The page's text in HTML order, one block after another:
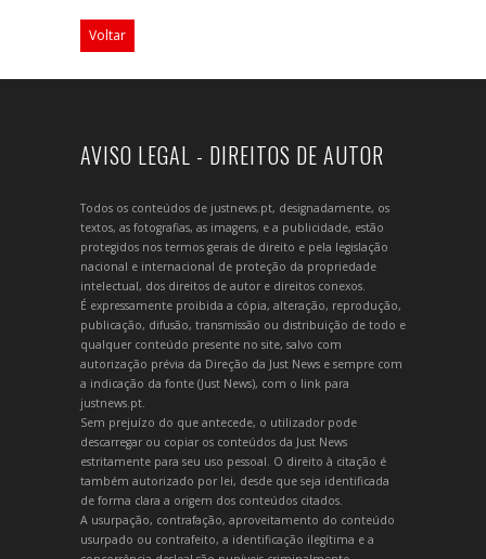
Voltar
AVISO LEGAL - DIREITOS DE AUTOR
Todos os conteúdos de justnews.pt, designadamente, os
textos, as fotografias, as imagens, e a publicidade, estão
protegidos nos termos gerais de direito e pela legislação
nacional e internacional de proteção da propriedade
intelectual, dos direitos de autor e direitos conexos.
É expressamente proibida a cópia, alteração, reprodução,
publicação, difusão, transmissão ou distribuição de todo e
qualquer conteúdo presente no site, salvo com
autorização prévia da Direção da Just News e sempre com
a indicação da fonte (Just News), com o link para
justnews.pt.
Sem prejuízo do que antecede, o utilizador pode
descarregar ou copiar os conteúdos da Just News
estritamente para seu uso pessoal. O direito à citação é
também autorizado por lei, desde que seja identificada
de forma clara a origem dos conteúdos citados.
A usurpação, contrafação, aproveitamento do conteúdo
usurpado ou contrafeito, a identificação ilegítima e a